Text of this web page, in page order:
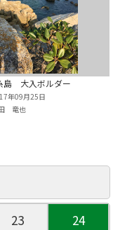
大入ボルダー
年09月25日
竜也
23
24